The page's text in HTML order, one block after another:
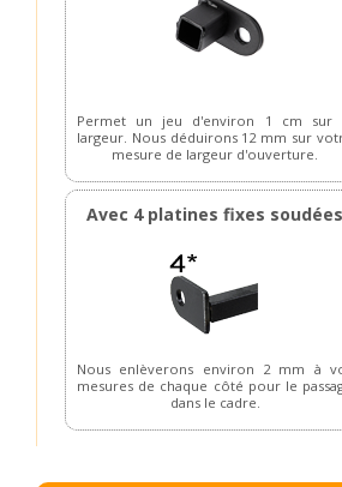
Permet un jeu d'environ 1 cm sur
largeur. Nous déduirons 12 mm sur
mesure de largeur d'ouverture.
Avec 4 platines fixes soudées
Nous enlèverons environ 2 mm à
mesures de chaque côté pour le
dans le cadre.